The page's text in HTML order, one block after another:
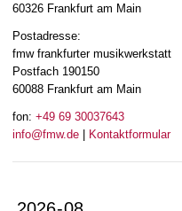
60326 Frankfurt am Main
Postadresse:
fmw frankfurter musikwerkstatt
Postfach 190150
60088 Frankfurt am Main
fon: +49 69 30037643
info@fmw.de
Kontaktformular